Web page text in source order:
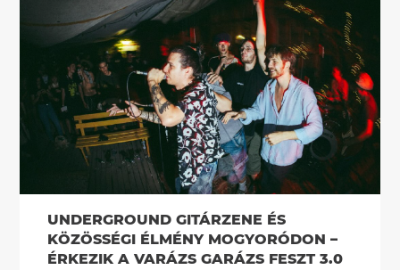
UNDERGROUND GITÁRZENE ÉS
KÖZÖSSÉGI ÉLMÉNY MOGYORÓDON –
ÉRKEZIK A VARÁZS GARÁZS FESZT 3.0